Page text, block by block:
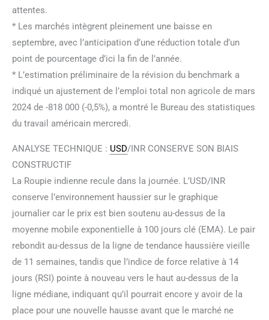
attentes.
* Les marchés intègrent pleinement une baisse en
septembre, avec l’anticipation d’une réduction totale d’un
point de pourcentage d’ici la fin de l’année.
* L’estimation préliminaire de la révision du benchmark a
indiqué un ajustement de l’emploi total non agricole de mars
2024 de -818 000 (-0,5%), a montré le Bureau des statistiques
du travail américain mercredi.
ANALYSE TECHNIQUE : USD/INR CONSERVE SON BIAIS
CONSTRUCTIF
La Roupie indienne recule dans la journée. L’USD/INR
conserve l’environnement haussier sur le graphique
journalier car le prix est bien soutenu au-dessus de la
moyenne mobile exponentielle à 100 jours clé (EMA). Le pair
rebondit au-dessus de la ligne de tendance haussière vieille
de 11 semaines, tandis que l’indice de force relative à 14
jours (RSI) pointe à nouveau vers le haut au-dessus de la
ligne médiane, indiquant qu’il pourrait encore y avoir de la
place pour une nouvelle hausse avant que le marché ne